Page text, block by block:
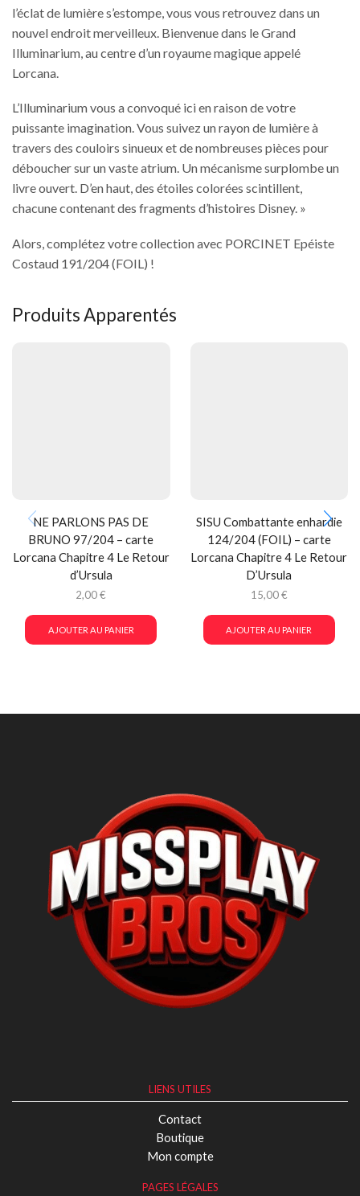
l’éclat de lumière s’estompe, vous vous retrouvez dans un
nouvel endroit merveilleux. Bienvenue dans le Grand
Illuminarium, au centre d’un royaume magique appelé
Lorcana.
L’Illuminarium vous a convoqué ici en raison de votre
puissante imagination. Vous suivez un rayon de lumière à
travers des couloirs sinueux et de nombreuses pièces pour
déboucher sur un vaste atrium. Un mécanisme surplombe un
livre ouvert. D’en haut, des étoiles colorées scintillent,
chacune contenant des fragments d’histoires Disney. »
Alors, complétez votre collection avec PORCINET Epéiste
Costaud 191/204 (FOIL) !
Produits Apparentés
NE PARLONS PAS DE
BRUNO 97/204 – carte
Lorcana Chapitre 4 Le Retour
d’Ursula
2,00€
AJOUTER AU PANIER
SISU Combattante enhardie
124/204 (FOIL) – carte
Lorcana Chapitre 4 Le Retour
D’Ursula
15,00€
AJOUTER AU PANIER
LIENS UTILES
Contact
Boutique
Mon compte
PAGES LÉGALES